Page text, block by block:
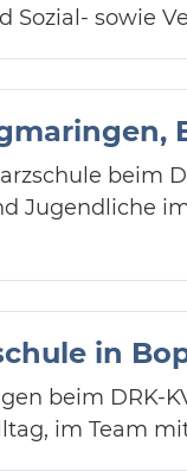
sowie
beim
Jugendliche
in
beim DRK-
im Team